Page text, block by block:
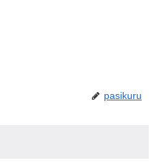
pasikuru